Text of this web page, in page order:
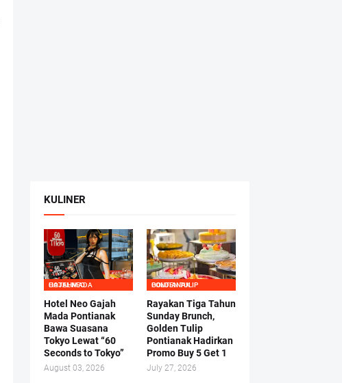
KULINER
HOTEL NEO GAJAHMADA
Hotel Neo Gajah
Mada Pontianak
Bawa Suasana
Tokyo Lewat “60
Seconds to Tokyo”
August 03, 2026
GOLDEN TULIP PONTIANAK
Rayakan Tiga Tahun
Sunday Brunch,
Golden Tulip
Pontianak Hadirkan
Promo Buy 5 Get 1
July 27, 2026